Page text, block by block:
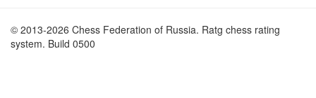
© 2013-2026 Chess Federation of Russia. Ratg chess rating
system. Build 0500